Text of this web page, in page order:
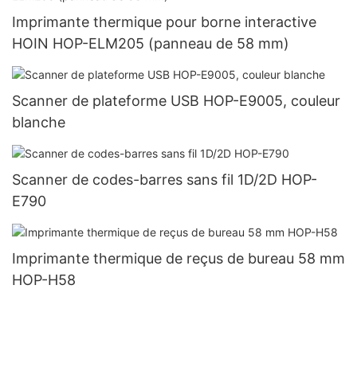
Imprimante thermique pour borne interactive
HOIN HOP-ELM205 (panneau de 58 mm)
Scanner de plateforme USB HOP-E9005, couleur
blanche
Scanner de codes-barres sans fil 1D/2D HOP-
E790
Imprimante thermique de reçus de bureau 58 mm
HOP-H58